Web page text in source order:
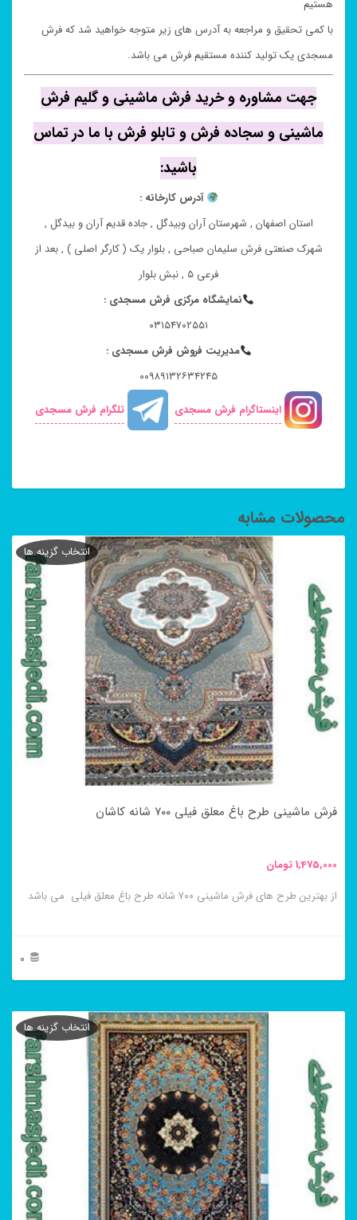
هستیم
با کمی تحقیق و مراجعه به آدرس های زیر متوجه خواهید شد که فرش
مسجدی یک تولید کننده مستقیم فرش می باشد.
جهت مشاوره و خرید فرش ماشینی و گلیم فرش
ماشینی و سجاده فرش و تابلو فرش با ما در تماس
باشید:
آدرس کارخانه :
استان اصفهان , شهرستان آران وبیدگل , جاده قدیم آران و بیدگل ,
شهرک صنعتی فرش سلیمان صباحی , بلوار یک ( کارگر اصلی ) , بعد از
فرعی ۵ , نبش بلوار
نمایشگاه مرکزی فرش مسجدی :
۰۳۱۵۴۷۰۲۵۵۱
مدیریت فروش فرش مسجدی :
۰۰۹۸۹۱۳۲۶۳۴۲۴۵
اینستاگرام فرش مسجدی
تلگرام فرش مسجدی
محصولات مشابه
فرش ماشینی طرح باغ معلق فیلی ۷۰۰ شانه کاشان
1,475,000تومان
از بهترین طرح های فرش ماشینی ۷۰۰ شانه طرح باغ معلق فیلی می باشد
0
انتخاب گزینه ها
محصول
مختلفی
باشد.
گزینه
ها
انتخاب گزینه ها